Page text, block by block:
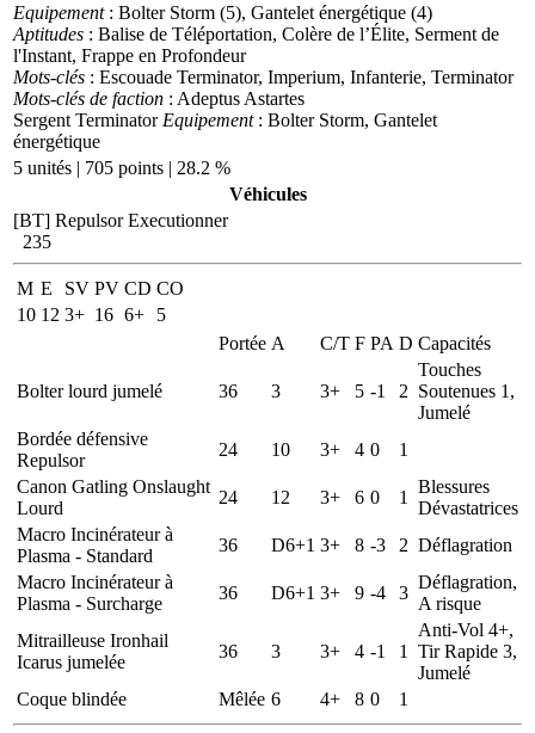
Equipement: Bolter Storm (5), Gantelet énergétique (4)
Aptitudes : Balise de Téléportation, Colère de l’Élite, Serment de
l'Instant, Frappe en Profondeur
Mots-clés : Escouade Terminator, Imperium, Infanterie, Terminator
Mots-clés de faction : Adeptus Astartes
Sergent Terminator Equipement: Bolter Storm, Gantelet
énergétique
5 unités | 705 points | 28.2 %
Véhicules
[BT] Repulsor Executionner
235
M E SV PV CD CO
10 12 3+ 16 6+
5
Portée A C/T F PA D Capacités
Bolter lourd jumelé 36 3 3+ 5 -1 2
Touches
Soutenues 1,
Jumelé
Bordée défensive
Repulsor
24 10 3+ 4 0
1
Canon Gatling Onslaught
Lourd
24 12 3+ 6 0 1
Blessures
Dévastatrices
Macro Incinérateur à
Plasma - Standard
36 D6+1 3+ 8 -3 2 Déflagration
Macro Incinérateur à
Plasma - Surcharge
36 D6+1 3+ 9 -4 3
Déflagration,
A risque
Mitrailleuse Ironhail
Icarus jumelée
36 3 3+ 4 -1 1
Anti-Vol 4+,
Tir Rapide 3,
Jumelé
Coque blindée
Mêlée 6 4+ 8 0 1